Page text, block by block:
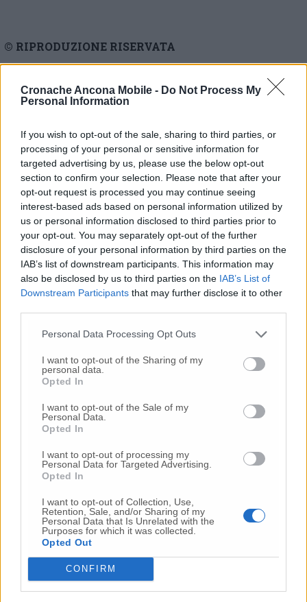
Cronache Ancona Mobile - Do Not Process My
Personal Information
If you wish to opt-out of the sale, sharing to third parties, or
processing of your personal or sensitive information for
targeted advertising by us, please use the below opt-out
section to confirm your selection. Please note that after your
opt-out request is processed you may continue seeing
interest-based ads based on personal information utilized by
us or personal information disclosed to third parties prior to
your opt-out. You may separately opt-out of the further
disclosure of your personal information by third parties on the
IAB’s list of downstream participants. This information may
also be disclosed by us to third parties on the IAB’s List of
Downstream Participants that may further disclose it to other
Personal Data Processing Opt Outs
I want to opt-out of the Sharing of my
personal data.
Opted In
I want to opt-out of the Sale of my
Personal Data.
Opted In
I want to opt-out of processing my
Personal Data for Targeted Advertising.
Opted In
I want to opt-out of Collection, Use,
Retention, Sale, and/or Sharing of my
Personal Data that Is Unrelated with the
Purposes for which it was collected.
Opted Out
CONFIRM
© RIPRODUZIONE RISERVATA
Commenti
Nessun commento presente
Commenta
Commenta l'articolo
Gli articoli più letti
24 Lug-Bimbi costretti a colpirsi da soli
orrore all’asilo, arrestate due educatrici
-Luigia Fortunato,
l’ennesimo femminicidio:
prima la lite, poi la furia col coltello
-Femminicidio a Loreto.Donna uccisa a
coltellate.Fermato il compagno: “L’ho ammazzata”
-Scontro tra auto e moto a Numana:
gravissimo un centauroin eliambulanza a Torrette
24 Lug-Maltrattamenti all’asilo, parla il sindaco:
«Notifica arrivata in mattinata,anche i miei figli
sono andati lì»